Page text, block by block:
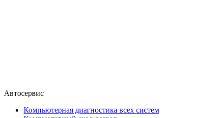
Автосервис
Компьютерная диагностика всех систем